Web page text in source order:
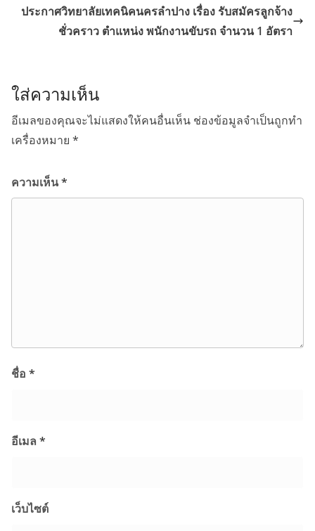
ประกาศวิทยาลัยเทคนิคนครลำปาง เรื่อง รับสมัครลูกจ้าง
ชั่วคราว ตำแหน่ง พนักงานขับรถ จำนวน 1 อัตรา
ใส่ความเห็น
อีเมลของคุณจะไม่แสดงให้คนอื่นเห็น ช่องข้อมูลจำเป็นถูกทำ
เครื่องหมาย *
ความเห็น*
ชื่อ *
อีเมล *
เว็บไซต์